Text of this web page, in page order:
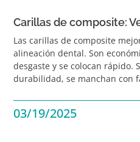
Carillas de composite:
Las carillas de composite
alineación dental. Son
desgaste y se colocan rápido.
durabilidad, se manchan con
03/19/2025